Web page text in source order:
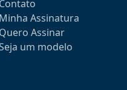
Contato
Minha Assinatura
Quero Assinar
um modelo